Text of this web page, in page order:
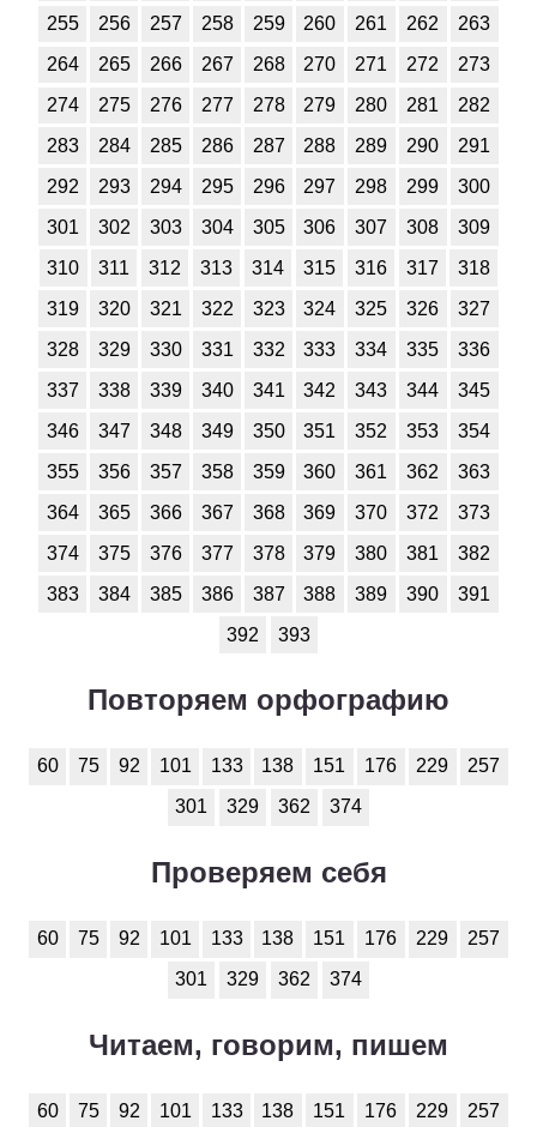
255 256 257 258 259 260 261 262
263
264
265 266 267 268 270 271 272
273
274
275 276 277 278 279 280 281
282
283
284 285 286 287 288 289 290
291
292
293 294 295 296 297 298 299
300
301
302 303 304 305 306 307 308
309
310
311 312 313 314 315 316 317
318
319
320 321 322 323 324 325 326
327
328
329 330 331 332 333 334 335
336
337
338 339 340 341 342 343 344
345
346
347 348 349 350 351 352 353
354
355
356 357 358 359 360 361 362
363
364
365 366 367 368 369 370 372
373
374
375 376 377 378 379 380 381
382
383
384 385 386 387 388 389 390
391
392
393
Повторяем орфографию
60 75 92 101 133 138 151 176 229
257
301
329 362 374
Проверяем себя
60 75 92 101 133 138 151 176 229
257
301
329 362 374
Читаем, говорим, пишем
60 75 92 101 133 138 151 176 229
257